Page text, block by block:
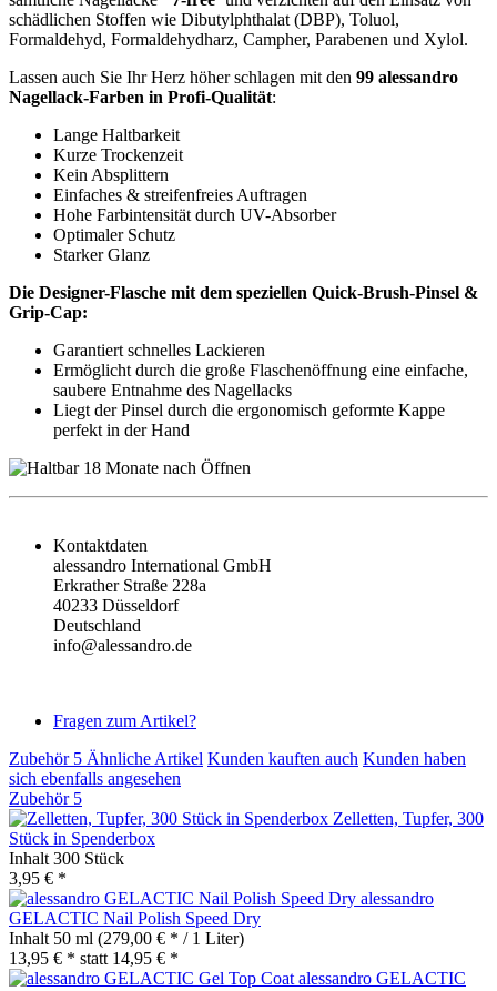
schädlichen Stoffen wie Dibutylphthalat (DBP), Toluol,
Formaldehyd, Formaldehydharz, Campher, Parabenen und Xylol.
Lassen auch Sie Ihr Herz höher schlagen mit den 99 alessandro
Nagellack-Farben in Profi-Qualität:
Lange Haltbarkeit
Kurze Trockenzeit
Kein Absplittern
Einfaches & streifenfreies Auftragen
Hohe Farbintensität durch UV-Absorber
Optimaler Schutz
Starker Glanz
Die Designer-Flasche mit dem speziellen Quick-Brush-Pinsel &
Grip-Cap:
Garantiert schnelles Lackieren
Ermöglicht durch die große Flaschenöffnung eine einfache,
saubere Entnahme des Nagellacks
Liegt der Pinsel durch die ergonomisch geformte Kappe
perfekt in der Hand
Kontaktdaten
alessandro International GmbH
Erkrather Straße 228a
40233 Düsseldorf
Deutschland
info@alessandro.de
Fragen zum Artikel?
Zubehör 5 Ähnliche Artikel Kunden kauften auch Kunden haben
sich ebenfalls angesehen
Zubehör 5
Zelletten, Tupfer, 300
Stück in Spenderbox
Inhalt 300 Stück
3,95 € *
alessandro
GELACTIC Nail Polish Speed Dry
Inhalt 50 ml (279,00 € * / 1 Liter)
13,95 € * statt 14,95 € *
alessandro GELACTIC